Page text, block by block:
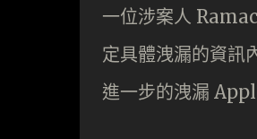
一位涉案人
定具體洩漏的資訊
進一步的洩漏